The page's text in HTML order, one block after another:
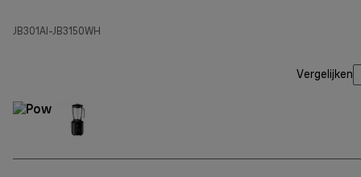
JB301AI-JB3150WH
Vergelijken